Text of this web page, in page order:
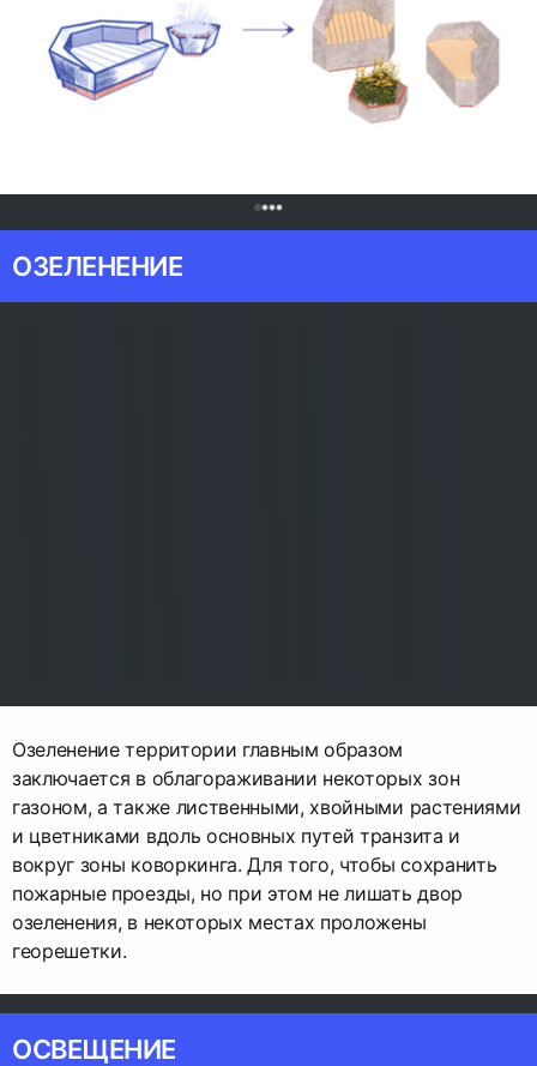
ОЗЕЛЕНЕНИЕ
Озеленение территории главным образом
заключается в облагораживании некоторых зон
газоном, а также лиственными, хвойными растениями
и цветниками вдоль основных путей транзита и
вокруг зоны коворкинга. Для того, чтобы сохранить
пожарные проезды, но при этом не лишать двор
озеленения, в некоторых местах проложены
георешетки.
ОСВЕЩЕНИЕ